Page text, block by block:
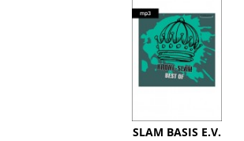
SLAM BASIS E.V.